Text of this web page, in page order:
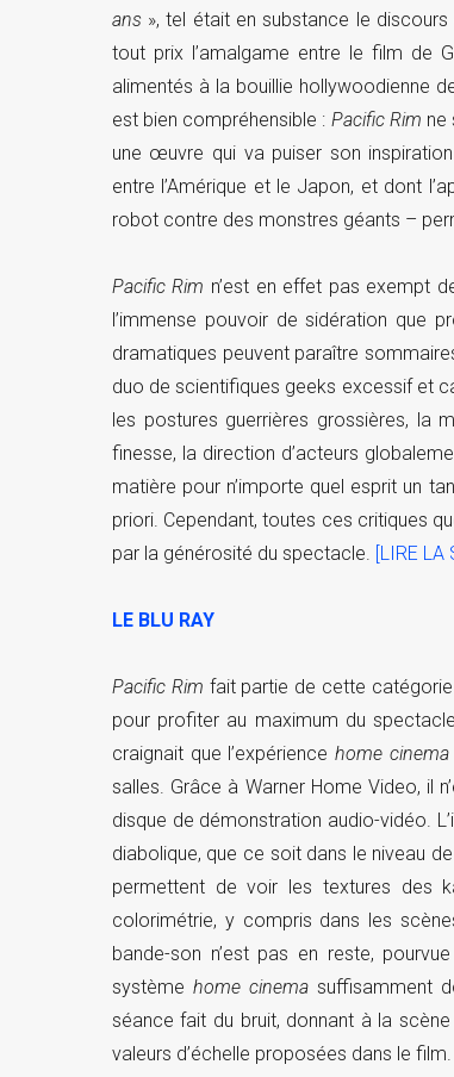
ans », tel était en substance le
tout prix l’amalgame entre le film de
alimentés à la bouillie hollywoodienne
est bien compréhensible : Pacific Rim ne
une œuvre qui va puiser son
entre l’Amérique et le Japon, et dont
robot contre des monstres géants –
Pacific Rim n’est en effet pas exempt
l’immense pouvoir de sidération que
dramatiques peuvent paraître
duo de scientifiques geeks excessif et
les postures guerrières grossières, la
finesse, la direction d’acteurs
matière pour n’importe quel esprit un
priori. Cependant, toutes ces critiques
par la générosité du spectacle. [LIRE LA
LE BLU RAY
Pacific Rim fait partie de cette catégorie
pour profiter au maximum du
craignait que l’expériencehome cinema
salles. Grâce à Warner Home Video, il
disque de démonstration audio-vidéo.
diabolique, que ce soit dans le niveau
permettent de voir les textures des
colorimétrie, y compris dans les
bande-son n’est pas en reste,
systèmehome cinema suffisamment
séance fait du bruit, donnant à la
valeurs d’échelle proposées dans le film.